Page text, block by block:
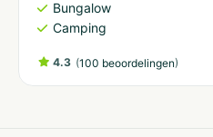
Bungalow
Camping
4.3 (100 beoordelingen)